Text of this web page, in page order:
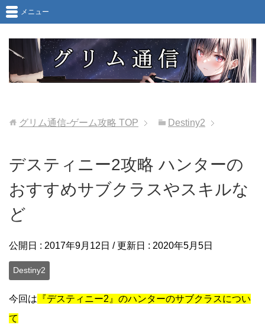
メニュー
グリム通信-ゲーム攻略 TOP Destiny2
デスティニー2攻略 ハンターの
おすすめサブクラスやスキルな
ど
公開日 : 2017年9月12日 / 更新日 : 2020年5月5日
Destiny2
今回は 『デスティニー2』のハンターのサブクラスについ
て